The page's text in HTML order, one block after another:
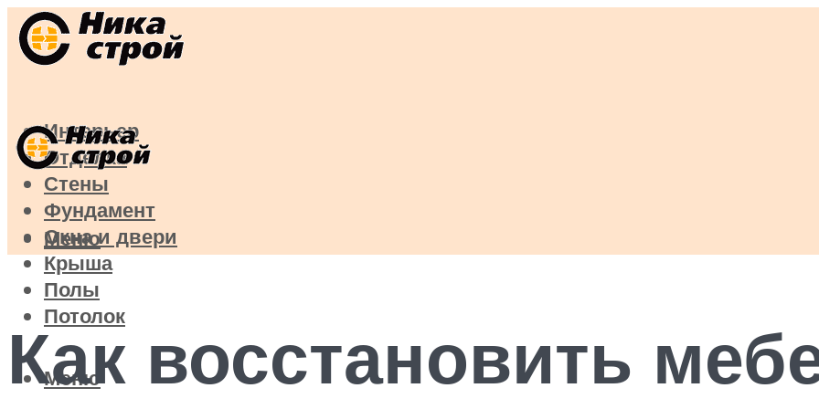
Интерьер
Отделка
Стены
Фундамент
Окна и двери
Крыша
Полы
Потолок
Меню
Меню
Как восстановить